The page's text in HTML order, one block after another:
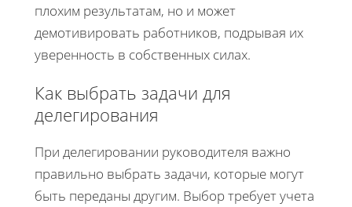
плохим результатам, но и может
демотивировать работников, подрывая их
уверенность в собственных силах.
Как выбрать задачи для
делегирования
При делегировании руководителя важно
правильно выбрать задачи, которые могут
быть переданы другим. Выбор требует учета